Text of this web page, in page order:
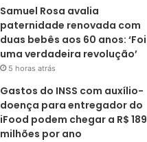
Samuel Rosa avalia
paternidade renovada com
duas bebês aos 60 anos: ‘Foi
uma verdadeira revolução’
5 horas atrás
Gastos do INSS com auxílio-
doença para entregador do
iFood podem chegar a R$ 189
milhões por ano